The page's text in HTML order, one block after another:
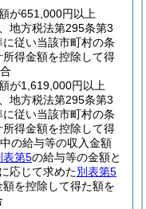
が651,000円以上
地方税法第295条第3
従い当該市町村の条
得金額を控除して得
が1,619,000円以上
地方税法第295条第3
従い当該市町村の条
得金額を控除して得
の給与等の収入金額
表第5の給与等の金額と
応じて求めた別表第5
を控除して得た額を